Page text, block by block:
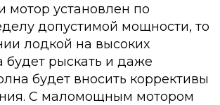
мотор установлен по
допустимой мощности, то
лодкой на высоких
будет рыскать и даже
будет вносить коррективы
С маломощным мотором